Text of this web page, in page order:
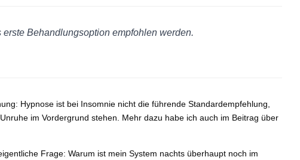
Behandlungsoption empfohlen werden.
Hypnose ist bei Insomnie nicht die führende Standardempfehlung,
im Vordergrund stehen. Mehr dazu habe ich auch im Beitrag über
Frage: Warum ist mein System nachts überhaupt noch im